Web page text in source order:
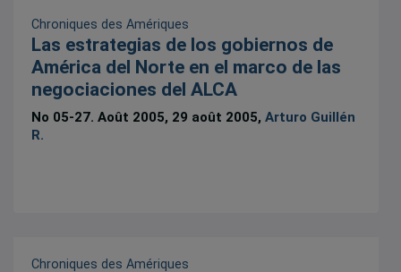
Chroniques des Amériques
Las estrategias de los gobiernos de
América del Norte en el marco de las
negociaciones del ALCA
No 05-27. Août 2005, 29 août 2005,Arturo Guillén
R.
Chroniques des Amériques